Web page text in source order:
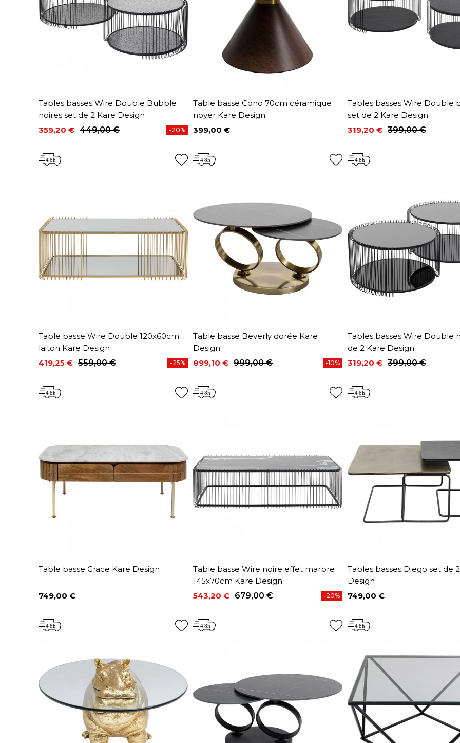
Tables basses Wire Double Bubble
noires set de 2 Kare Design
Prix
359,20 €
Prix de base449,00 € -20%
Table basse Cono 70cm céramique
noyer Kare Design
Prix
399,00 €
Tables basses Wire Double
set de 2 Kare Design
Prix
319,20 €
Prix de base399,00 €
Table basse Wire Double 120x60cm
laiton Kare Design
Prix
419,25 €
Prix de base559,00 € -25%
Table basse Beverly dorée Kare
Design
Prix
899,10 €
Prix de base999,00 € -10%
Tables basses Wire Double
de 2 Kare Design
Prix
319,20 €
Prix de base399,00 €
Table basse Grace Kare Design
Prix
749,00 €
Table basse Wire noire effet marbre
145x70cm Kare Design
Prix
543,20 €
Prix de base679,00 € -20%
Tables basses Diego set de
Design
Prix
749,00 €